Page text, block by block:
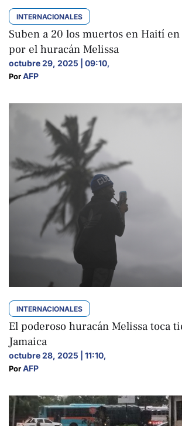
INTERNACIONALES
Suben a 20 los muertos en Haití
por el huracán Melissa
octubre 29, 2025 | 09:10,
Por AFP
INTERNACIONALES
El poderoso huracán Melissa toca
Jamaica
octubre 28, 2025 | 11:10,
Por AFP